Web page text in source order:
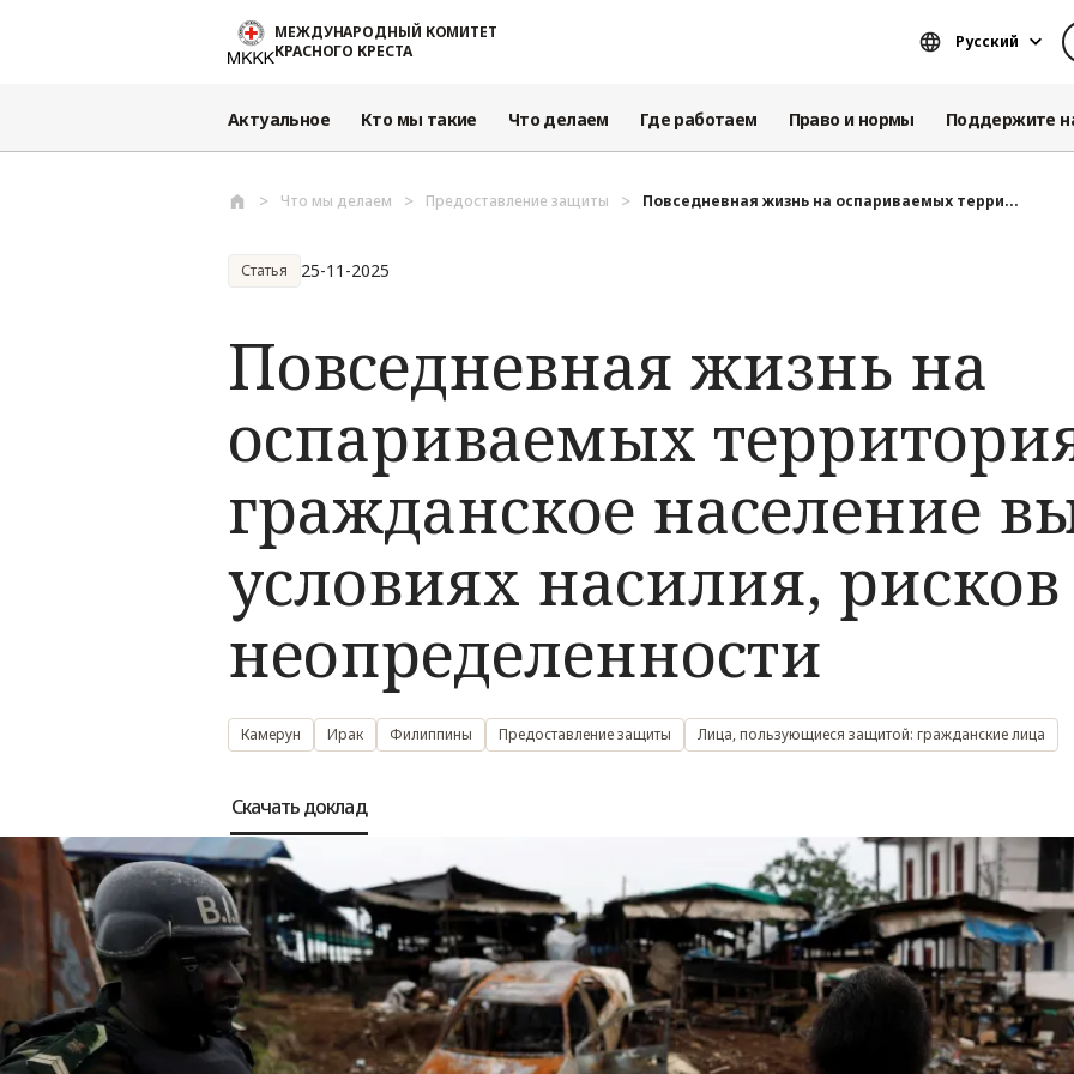
Перейти к основному содержаниюМЕЖДУНАРОДНЫЙ КОМИТЕТ
КРАСНОГО КРЕСТА
Русский
Актуальное Кто мы такие Что делаем Где работаем Право и нормы Поддержите
Что мы делаем Предоставление защиты Повседневная жизнь на оспариваемых терри...
Статья 25-11-2025
Повседневная жизнь на
оспариваемых
гражданское население
условиях насилия,
неопределенности
Камерун Ирак Филиппины Предоставление защиты Лица, пользующиеся защитой: гражданские лица
Скачать доклад